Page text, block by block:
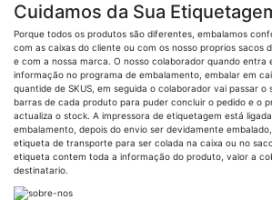
Cuidamos da Sua
Porque todos os produtos são diferentes, embalamos
com as caixas do cliente ou com os nosso proprios sacos
e com a nossa marca. O nosso colaborador quando entra
informação no programa de embalamento, embalar em
quantide de SKUS, em seguida o colaborador vai passar o
barras de cada produto para puder concluir o pedido e o
actualiza o stock. A impressora de etiquetagem está
embalamento, depois do envio ser devidamente
etiqueta de transporte para ser colada na caixa ou no
etiqueta contem toda a informação do produto, valor a
destinatario.